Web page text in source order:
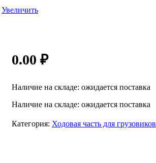
Увеличить
0.00 ₽
Наличие на складе: ожидается поставка
Наличие на складе: ожидается поставка
Категория: Ходовая часть для